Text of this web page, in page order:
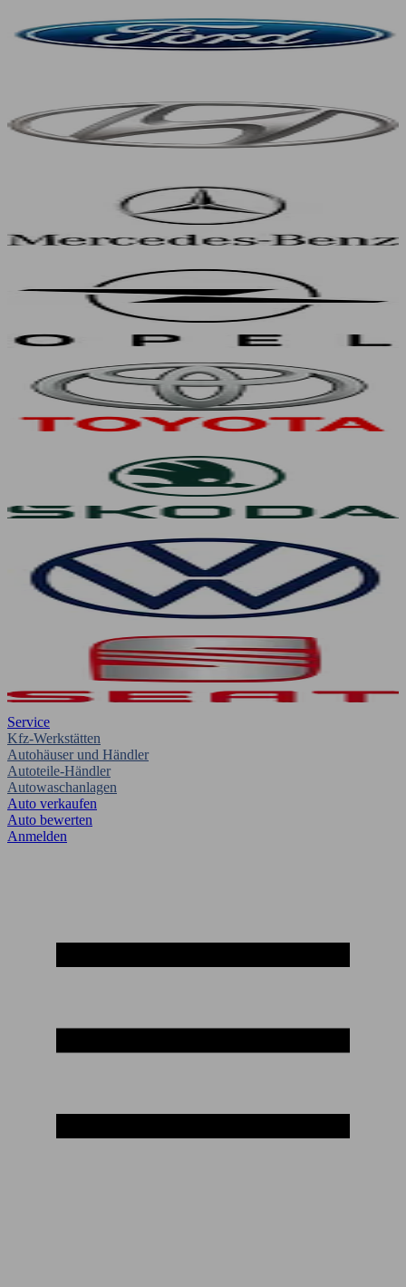
Service
Kfz-Werkstätten
Autohäuser und Händler
Autoteile-Händler
Autowaschanlagen
Auto verkaufen
Auto bewerten
Anmelden